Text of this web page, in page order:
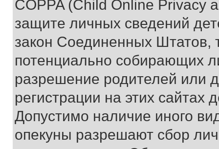
COPPA (Child Online Privacy
защите личных сведений
закон Соединенных Штатов,
потенциально собирающих
разрешение родителей или
регистрации на этих сайтах
Допустимо наличие иного
опекуны разрешают сбор